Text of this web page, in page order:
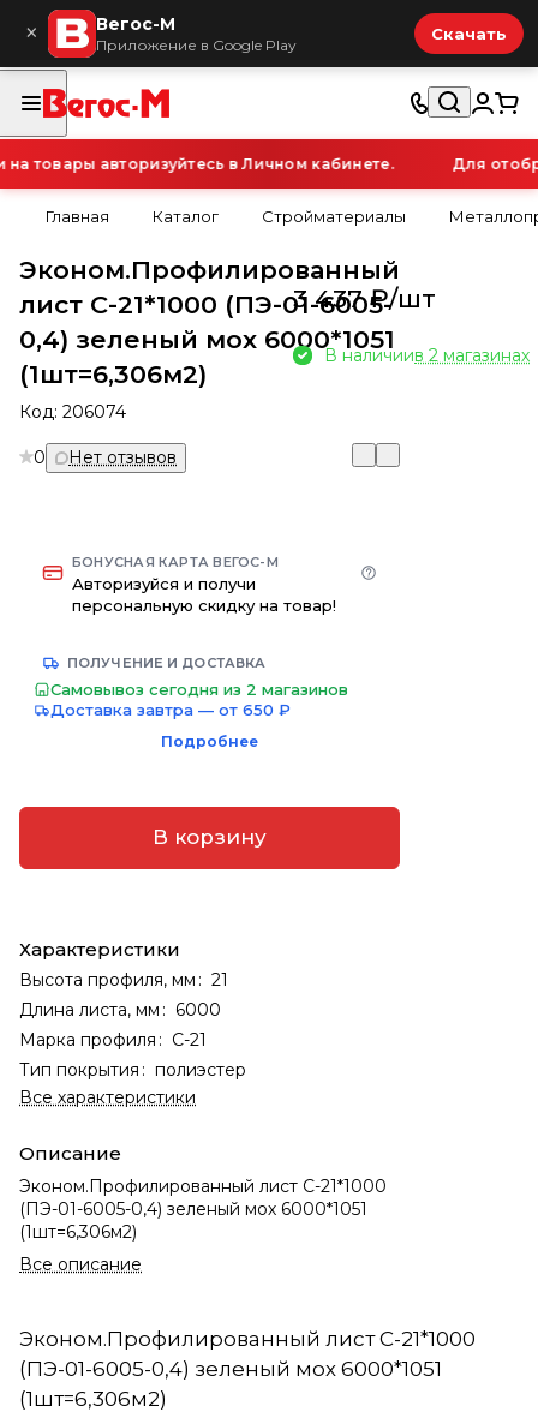
× Вегос-М
Приложение в Google Play
Скачать
авторизуйтесь в Личном кабинете. Для
Главная Каталог Стройматериалы
Эконом.Профилированный
лист С-21*1000 (ПЭ-01-6005-
0,4) зеленый мох 6000*1051
(1шт=6,306м2)
Код: 206074
0 Нет отзывов
БОНУСНАЯ КАРТА ВЕГОС-М
Авторизуйся и получи
персональную скидку на товар!
ПОЛУЧЕНИЕ И ДОСТАВКА
Самовывоз сегодня из 2 магазинов
Доставка завтра — от 650 ₽
Подробнее
В корзину
Характеристики
Высота профиля, мм : 21
Длина листа, мм : 6000
Марка профиля : С-21
Тип покрытия : полиэстер
Все характеристики
Описание
Эконом.Профилированный лист С-21*1000
(ПЭ-01-6005-0,4) зеленый мох 6000*1051
(1шт=6,306м2)
Все описание
3 437 ₽/шт
В наличиив 2 магазинах
Эконом.Профилированный лист С-21*1000
(ПЭ-01-6005-0,4) зеленый мох 6000*1051
(1шт=6,306м2)